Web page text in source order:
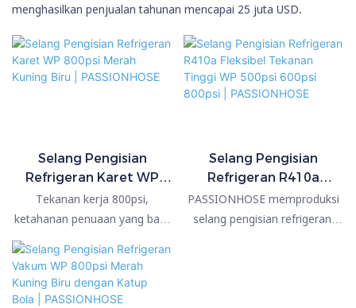
menghasilkan penjualan tahunan mencapai 25 juta USD.
Selang Pengisian
Refrigeran Karet WP
800psi Merah Kuning
Biru | PASSIONHOSE
Tekanan kerja 800psi,
ketahanan penuaan yang baik,
Selang pengisian refrigeran
dengan fitting dan katup bola,
fitting lurus 1/4" SAE dan fitting
Selang Pengisian
Refrigeran R410a
Fleksibel Tekanan Tinggi
WP 500psi 600psi 800psi
PASSIONHOSE memproduksi
selang pengisian refrigeran,